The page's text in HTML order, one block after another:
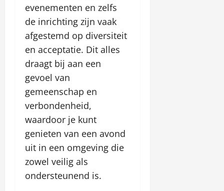
evenementen en zelfs
de inrichting zijn vaak
afgestemd op diversiteit
en acceptatie. Dit alles
draagt bij aan een
gevoel van
gemeenschap en
verbondenheid,
waardoor je kunt
genieten van een avond
uit in een omgeving die
zowel veilig als
ondersteunend is.